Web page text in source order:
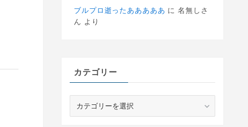
ブルプロ逝ったあああああ に名無しさ
ん より
カテゴリー